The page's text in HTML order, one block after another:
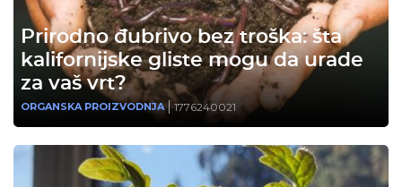
Prirodno đubrivo bez troška: šta
kalifornijske gliste mogu da urade
za vaš vrt?
ORGANSKA PROIZVODNJA 1776240021